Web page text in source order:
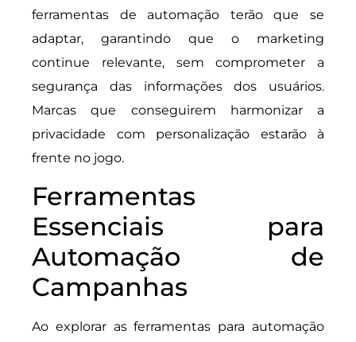
ferramentas de automação terão que se
adaptar, garantindo que o marketing
continue relevante, sem comprometer a
segurança das informações dos usuários.
Marcas que conseguirem harmonizar a
privacidade com personalização estarão à
frente no jogo.
Ferramentas
Essenciais para
Automação de
Campanhas
Ao explorar as ferramentas para automação